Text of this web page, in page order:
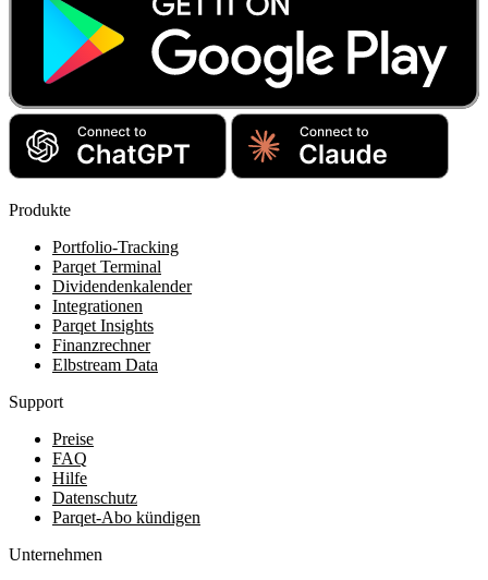
Produkte
Portfolio-Tracking
Parqet Terminal
Dividendenkalender
Integrationen
Parqet Insights
Finanzrechner
Elbstream Data
Support
Preise
FAQ
Hilfe
Datenschutz
Parqet-Abo kündigen
Unternehmen